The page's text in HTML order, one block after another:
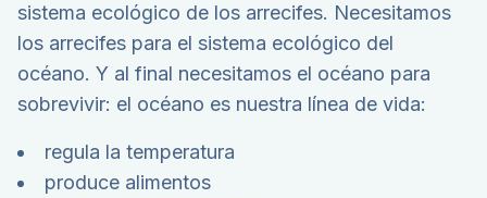
sistema ecológico de los arrecifes. Necesitamos
los arrecifes para el sistema ecológico del
océano. Y al final necesitamos el océano para
sobrevivir: el océano es nuestra línea de vida:
regula la temperatura
produce alimentos